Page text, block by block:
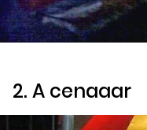
2. A cenaaar